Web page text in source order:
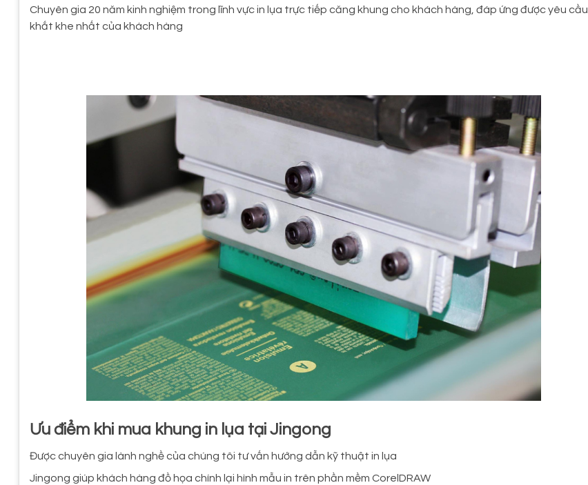
Chuyên gia 20 năm kinh nghiệm trong lĩnh vực in lụa trực tiếp căng khung cho khách hàng, đáp ứng được yêu cầu
khắt khe nhất của khách hàng
Ưu điểm khi mua khung in lụa tại Jingong
Được chuyên gia lành nghề của chúng tôi tư vấn hướng dẫn kỹ thuật in lụa
Jingong giúp khách hàng đồ họa chính lại hình mẫu in trên phần mềm CorelDRAW